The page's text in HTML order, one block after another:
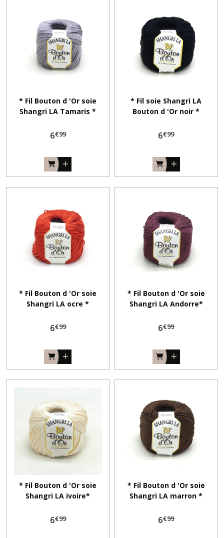
* Fil Bouton d 'Or soie
Shangri LA Tamaris *
6€99
* Fil soie Shangri LA
Bouton d 'Or noir *
6€99
* Fil Bouton d 'Or soie
Shangri LA ocre *
6€99
* Fil Bouton d 'Or soie
Shangri LA Andorre*
6€99
* Fil Bouton d 'Or soie
Shangri LA ivoire*
6€99
* Fil Bouton d 'Or soie
Shangri LA marron *
6€99